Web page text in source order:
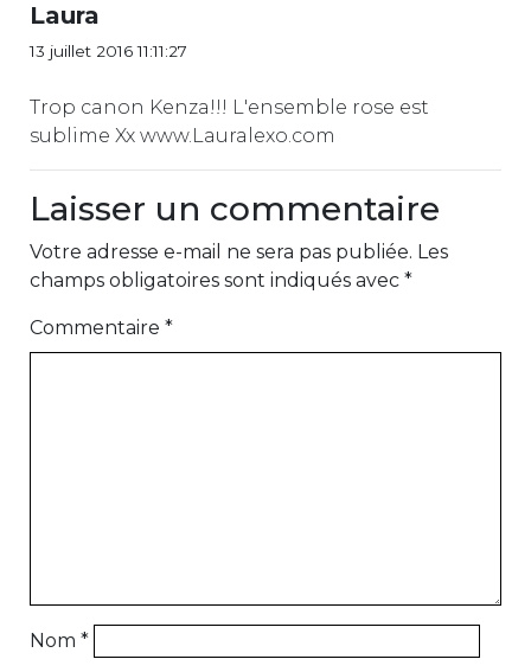
Laura
13 juillet 2016 11:11:27
Trop canon Kenza!!! L'ensemble rose est
sublime Xx www.Lauralexo.com
Laisser un commentaire
Votre adresse e-mail ne sera pas publiée. Les
champs obligatoires sont indiqués avec *
Commentaire *
Nom *